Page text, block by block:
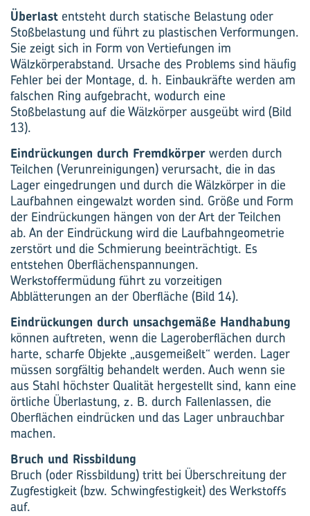
Überlast entsteht durch statische Belastung oder
Stoßbelastung und führt zu plastischen Verformungen.
Sie zeigt sich in Form von Vertiefungen im
Wälzkörperabstand. Ursache des Problems sind häufig
Fehler bei der Montage, d. h. Einbaukräfte werden am
falschen Ring aufgebracht, wodurch eine
Stoßbelastung auf die Wälzkörper ausgeübt wird (Bild
13).
Eindrückungen durch Fremdkörper werden durch
Teilchen (Verunreinigungen) verursacht, die in das
Lager eingedrungen und durch die Wälzkörper in die
Laufbahnen eingewalzt worden sind. Größe und Form
der Eindrückungen hängen von der Art der Teilchen
ab. An der Eindrückung wird die Laufbahngeometrie
zerstört und die Schmierung beeinträchtigt. Es
entstehen Oberflächenspannungen.
Werkstoffermüdung führt zu vorzeitigen
Abblätterungen an der Oberfläche (Bild 14).
Eindrückungen durch unsachgemäße Handhabung
können auftreten, wenn die Lageroberflächen durch
harte, scharfe Objekte „ausgemeißelt“ werden. Lager
müssen sorgfältig behandelt werden. Auch wenn sie
aus Stahl höchster Qualität hergestellt sind, kann eine
örtliche Überlastung, z. B. durch Fallenlassen, die
Oberflächen eindrücken und das Lager unbrauchbar
machen.
Bruch und Rissbildung
Bruch (oder Rissbildung) tritt bei Überschreitung der
Zugfestigkeit (bzw. Schwingfestigkeit) des Werkstoffs
auf.